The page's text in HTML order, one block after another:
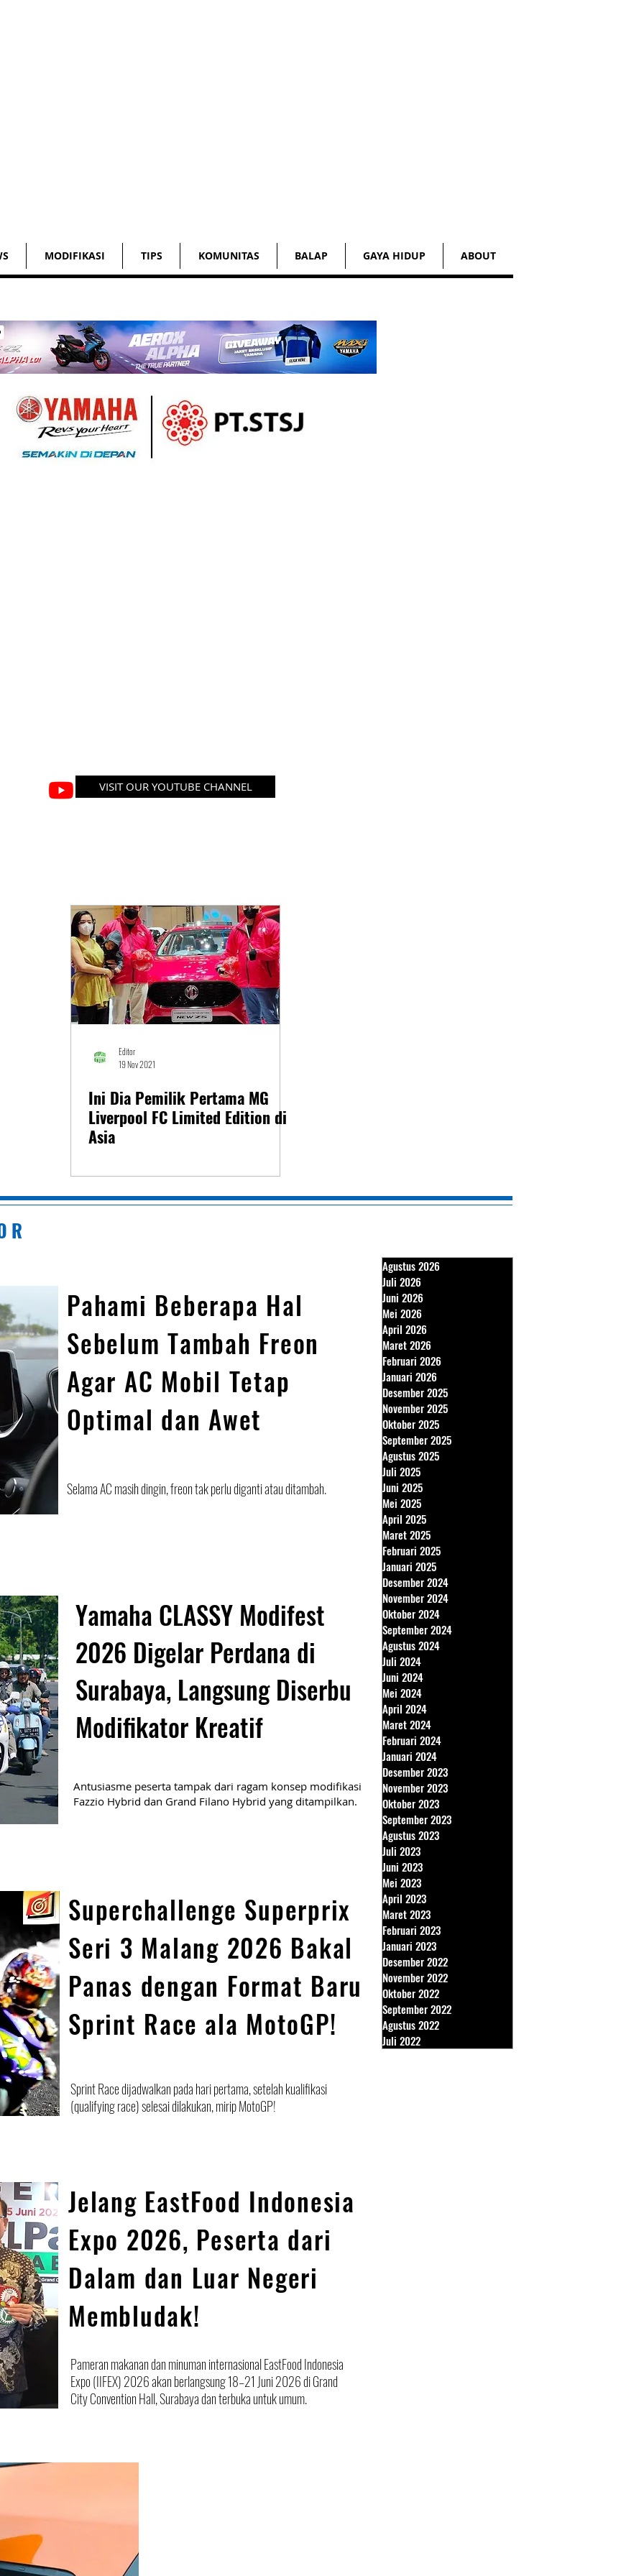
MODIFIKASI TIPS KOMUNITAS BALAP GAYA HIDUP ABOUT
VISIT OUR YOUTUBE CHANNEL
Editor
19 Nov 2021
Ini Dia Pemilik Pertama MG
Liverpool FC Limited Edition di
Asia
R
Pahami Beberapa Hal
Sebelum Tambah Freon
Agar AC Mobil Tetap
Optimal dan Awet
Selama AC masih dingin, freon tak perlu diganti atau ditambah.
Yamaha CLASSY Modifest
2026 Digelar Perdana di
Surabaya, Langsung Diserbu
Modifikator Kreatif
Antusiasme peserta tampak dari ragam konsep modifikasi
Fazzio Hybrid dan Grand Filano Hybrid yang ditampilkan.
Superchallenge Superprix
Seri 3 Malang 2026 Bakal
Panas dengan Format Baru
Sprint Race ala MotoGP!
Sprint Race dijadwalkan pada hari pertama, setelah kualifikasi
(qualifying race) selesai dilakukan, mirip MotoGP!
Jelang EastFood Indonesia
Expo 2026, Peserta dari
Dalam dan Luar Negeri
Membludak!
Pameran makanan dan minuman internasional EastFood Indonesia
Expo (IIFEX) 2026 akan berlangsung 18–21 Juni 2026 di Grand
City Convention Hall, Surabaya dan terbuka untuk umum.
Agustus 2026
Juli 2026
Juni 2026
Mei 2026
April 2026
Maret 2026
Februari 2026
Januari 2026
Desember 2025
November 2025
Oktober 2025
September 2025
Agustus 2025
Juli 2025
Juni 2025
Mei 2025
April 2025
Maret 2025
Februari 2025
Januari 2025
Desember 2024
November 2024
Oktober 2024
September 2024
Agustus 2024
Juli 2024
Juni 2024
Mei 2024
April 2024
Maret 2024
Februari 2024
Januari 2024
Desember 2023
November 2023
Oktober 2023
September 2023
Agustus 2023
Juli 2023
Juni 2023
Mei 2023
April 2023
Maret 2023
Februari 2023
Januari 2023
Desember 2022
November 2022
Oktober 2022
September 2022
Agustus 2022
Juli 2022